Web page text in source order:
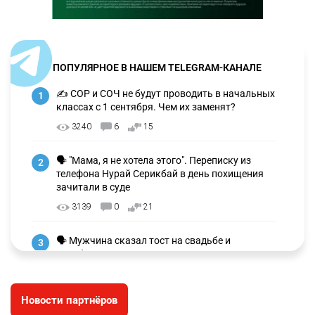
ПОПУЛЯРНОЕ В НАШЕМ TELEGRAM-КАНАЛЕ
1
✍️ СОР и СОЧ не будут проводить в начальных
классах с 1 сентября. Чем их заменят?
3240 6 15
2
🗣 "Мама, я не хотела этого". Переписку из
телефона Нурай Серикбай в день похищения
зачитали в суде
3139 0 21
3
🗣 Мужчина сказал тост на свадьбе и
заработал уголовное дело
🐏 Скота больше, а мясо дороже. Почему в
Новости партнёров